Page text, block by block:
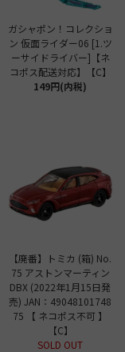
ガシャポン！コレクショ
ン 仮面ライダー06 [1.ツ
ーサイドライバー]【ネ
コポス配送対応】【C】
149円(内税)
【廃番】トミカ (箱) No.
75 アストンマーティン
DBX (2022年1月15日発
売) JAN：49048101748
75 【 ネコポス不可 】
【C】
SOLD OUT